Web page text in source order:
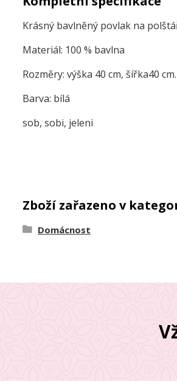
Krásný bavlněný povlak na
Materiál: 100 % bavlna
Rozměry: výška 40 cm, šířka40 cm.
Barva: bílá
sob, sobi, jeleni
Zboží zařazeno v
Domácnost